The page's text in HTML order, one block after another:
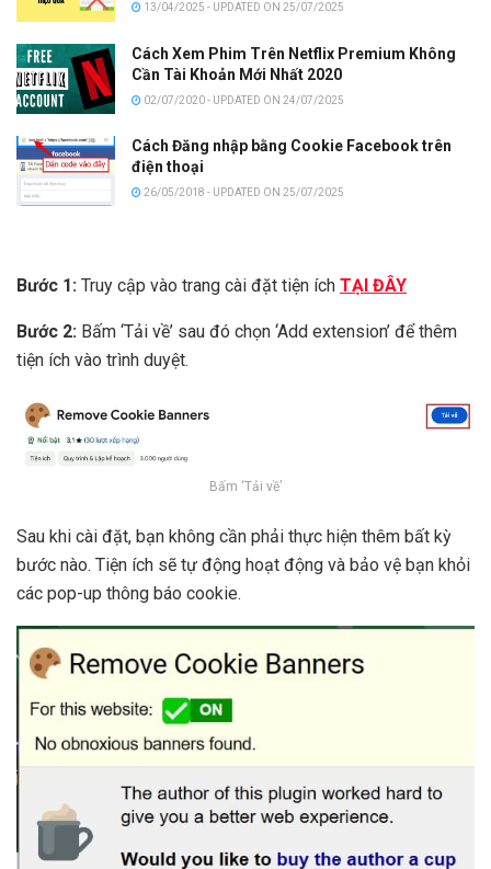
13/04/2025 - UPDATED ON 25/07/2025
Cách Xem Phim Trên Netflix Premium Không
Cần Tài Khoản Mới Nhất 2020
02/07/2020 - UPDATED ON 24/07/2025
Cách Đăng nhập bằng Cookie Facebook trên
điện thoại
26/05/2018 - UPDATED ON 25/07/2025
Bước 1: Truy cập vào trang cài đặt tiện ích TẠI ĐÂY
Bước 2: Bấm ‘Tải về’ sau đó chọn ‘Add extension’ để thêm
tiện ích vào trình duyệt.
Bấm ‘Tải về’
Sau khi cài đặt, bạn không cần phải thực hiện thêm bất kỳ
bước nào. Tiện ích sẽ tự động hoạt động và bảo vệ bạn khỏi
các pop-up thông báo cookie.